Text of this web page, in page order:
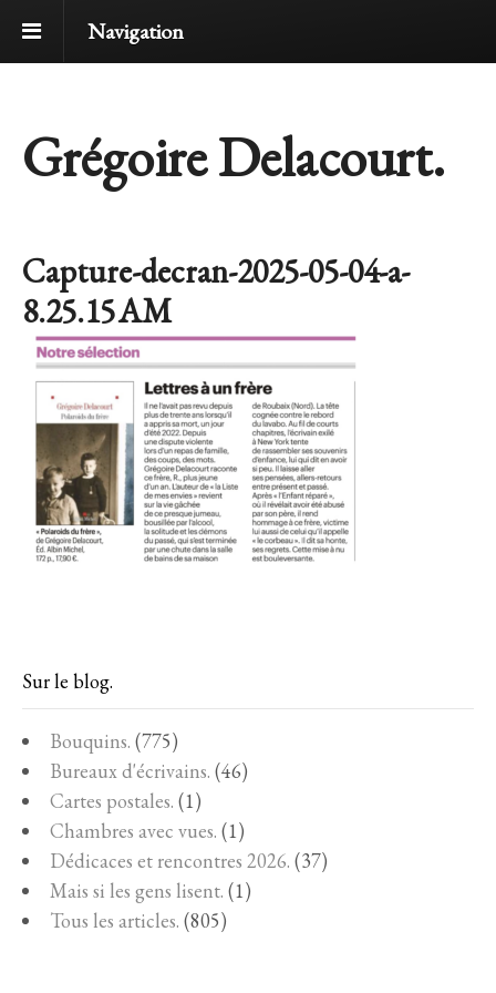
Navigation
Grégoire Delacourt.
Capture-decran-2025-05-04-a-
8.25.15 AM
Sur le blog.
Bouquins. (775)
Bureaux d'écrivains. (46)
Cartes postales. (1)
Chambres avec vues. (1)
Dédicaces et rencontres 2026. (37)
Mais si les gens lisent. (1)
Tous les articles. (805)